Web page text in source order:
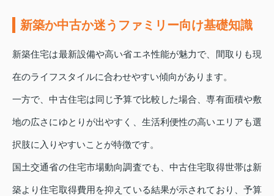
新築か中古か迷うファミリー向け基礎知識
新築住宅は最新設備や高い省エネ性能が魅力で、間取りも現
在のライフスタイルに合わせやすい傾向があります。
一方で、中古住宅は同じ予算で比較した場合、専有面積や敷
地の広さにゆとりが出やすく、生活利便性の高いエリアも選
択肢に入りやすいことが特徴です。
国土交通省の住宅市場動向調査でも、中古住宅取得世帯は新
築より住宅取得費用を抑えている結果が示されており、予算